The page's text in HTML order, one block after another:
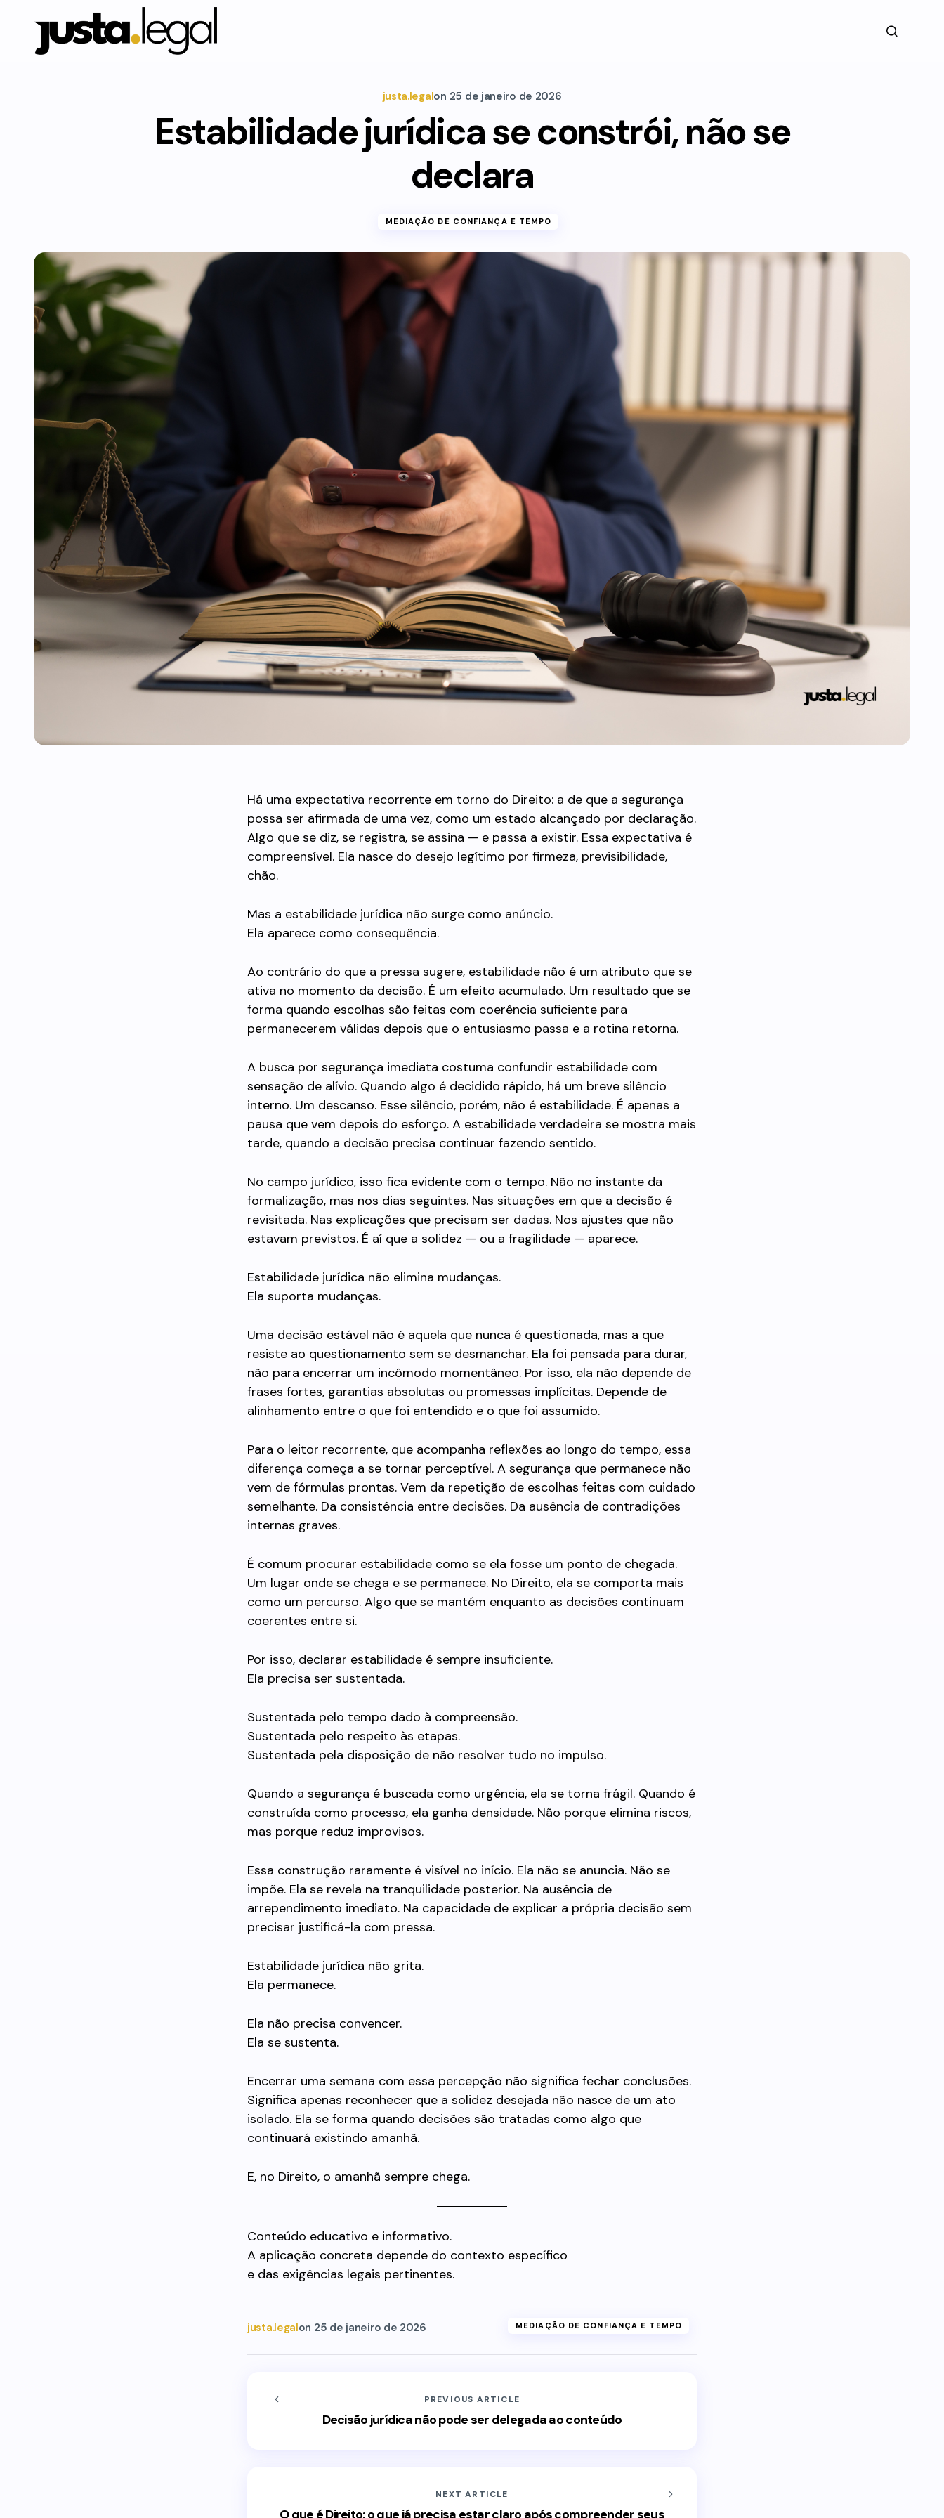
justa.legalon 25 de janeiro de 2026
Estabilidade jurídica se constrói, não se
declara
MEDIAÇÃO DE CONFIANÇA E TEMPO
Há uma expectativa recorrente em torno do Direito: a de que a segurança
possa ser afirmada de uma vez, como um estado alcançado por declaração.
Algo que se diz, se registra, se assina — e passa a existir. Essa expectativa é
compreensível. Ela nasce do desejo legítimo por firmeza, previsibilidade,
chão.
Mas a estabilidade jurídica não surge como anúncio.
Ela aparece como consequência.
Ao contrário do que a pressa sugere, estabilidade não é um atributo que se
ativa no momento da decisão. É um efeito acumulado. Um resultado que se
forma quando escolhas são feitas com coerência suficiente para
permanecerem válidas depois que o entusiasmo passa e a rotina retorna.
A busca por segurança imediata costuma confundir estabilidade com
sensação de alívio. Quando algo é decidido rápido, há um breve silêncio
interno. Um descanso. Esse silêncio, porém, não é estabilidade. É apenas a
pausa que vem depois do esforço. A estabilidade verdadeira se mostra mais
tarde, quando a decisão precisa continuar fazendo sentido.
No campo jurídico, isso fica evidente com o tempo. Não no instante da
formalização, mas nos dias seguintes. Nas situações em que a decisão é
revisitada. Nas explicações que precisam ser dadas. Nos ajustes que não
estavam previstos. É aí que a solidez — ou a fragilidade — aparece.
Estabilidade jurídica não elimina mudanças.
Ela suporta mudanças.
Uma decisão estável não é aquela que nunca é questionada, mas a que
resiste ao questionamento sem se desmanchar. Ela foi pensada para durar,
não para encerrar um incômodo momentâneo. Por isso, ela não depende de
frases fortes, garantias absolutas ou promessas implícitas. Depende de
alinhamento entre o que foi entendido e o que foi assumido.
Para o leitor recorrente, que acompanha reflexões ao longo do tempo, essa
diferença começa a se tornar perceptível. A segurança que permanece não
vem de fórmulas prontas. Vem da repetição de escolhas feitas com cuidado
semelhante. Da consistência entre decisões. Da ausência de contradições
internas graves.
É comum procurar estabilidade como se ela fosse um ponto de chegada.
Um lugar onde se chega e se permanece. No Direito, ela se comporta mais
como um percurso. Algo que se mantém enquanto as decisões continuam
coerentes entre si.
Por isso, declarar estabilidade é sempre insuficiente.
Ela precisa ser sustentada.
Sustentada pelo tempo dado à compreensão.
Sustentada pelo respeito às etapas.
Sustentada pela disposição de não resolver tudo no impulso.
Quando a segurança é buscada como urgência, ela se torna frágil. Quando é
construída como processo, ela ganha densidade. Não porque elimina riscos,
mas porque reduz improvisos.
Essa construção raramente é visível no início. Ela não se anuncia. Não se
impõe. Ela se revela na tranquilidade posterior. Na ausência de
arrependimento imediato. Na capacidade de explicar a própria decisão sem
precisar justificá-la com pressa.
Estabilidade jurídica não grita.
Ela permanece.
Ela não precisa convencer.
Ela se sustenta.
Encerrar uma semana com essa percepção não significa fechar conclusões.
Significa apenas reconhecer que a solidez desejada não nasce de um ato
isolado. Ela se forma quando decisões são tratadas como algo que
continuará existindo amanhã.
E, no Direito, o amanhã sempre chega.
Conteúdo educativo e informativo.
A aplicação concreta depende do contexto específico
e das exigências legais pertinentes.
justa.legalon 25 de janeiro de 2026 MEDIAÇÃO DE CONFIANÇA E TEMPO
PREVIOUS ARTICLE
Decisão jurídica não pode ser delegada ao conteúdo
NEXT ARTICLE
O que é Direito: o que já precisa estar claro após compreender seus